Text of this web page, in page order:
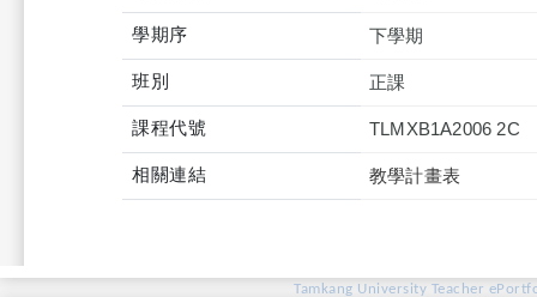
學期序 下學期
班別 正課
課程代號 TLMXB1A2006 2C
相關連結 教學計畫表
Tamkang University Teacher